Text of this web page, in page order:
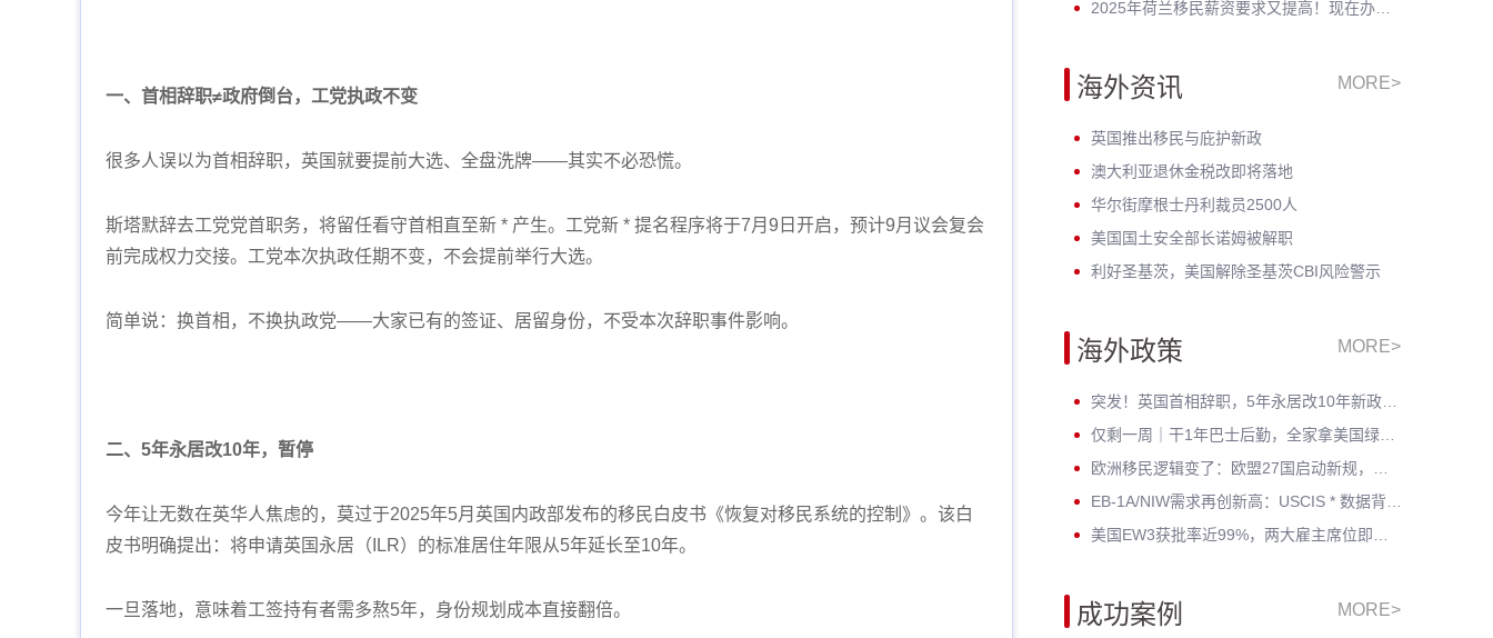
一、首相辞职≠政府倒台，工党执政不变
很多人误以为首相辞职，英国就要提前大选、全盘洗牌——其实不必恐慌。
斯塔默辞去工党党首职务，将留任看守首相直至新 * 产生。工党新 * 提名程序将于7月9日开启，预计9月议会复会
前完成权力交接。工党本次执政任期不变，不会提前举行大选。
简单说：换首相，不换执政党——大家已有的签证、居留身份，不受本次辞职事件影响。
二、5年永居改10年，暂停
今年让无数在英华人焦虑的，莫过于2025年5月英国内政部发布的移民白皮书《恢复对移民系统的控制》。该白
皮书明确提出：将申请英国永居（ILR）的标准居住年限从5年延长至10年。
一旦落地，意味着工签持有者需多熬5年，身份规划成本直接翻倍。
海外资讯 MORE>
英国推出移民与庇护新政
澳大利亚退休金税改即将落地
华尔街摩根士丹利裁员2500人
美国国土安全部长诺姆被解职
利好圣基茨，美国解除圣基茨CBI风险警示
海外政策 MORE>
成功案例 MORE>